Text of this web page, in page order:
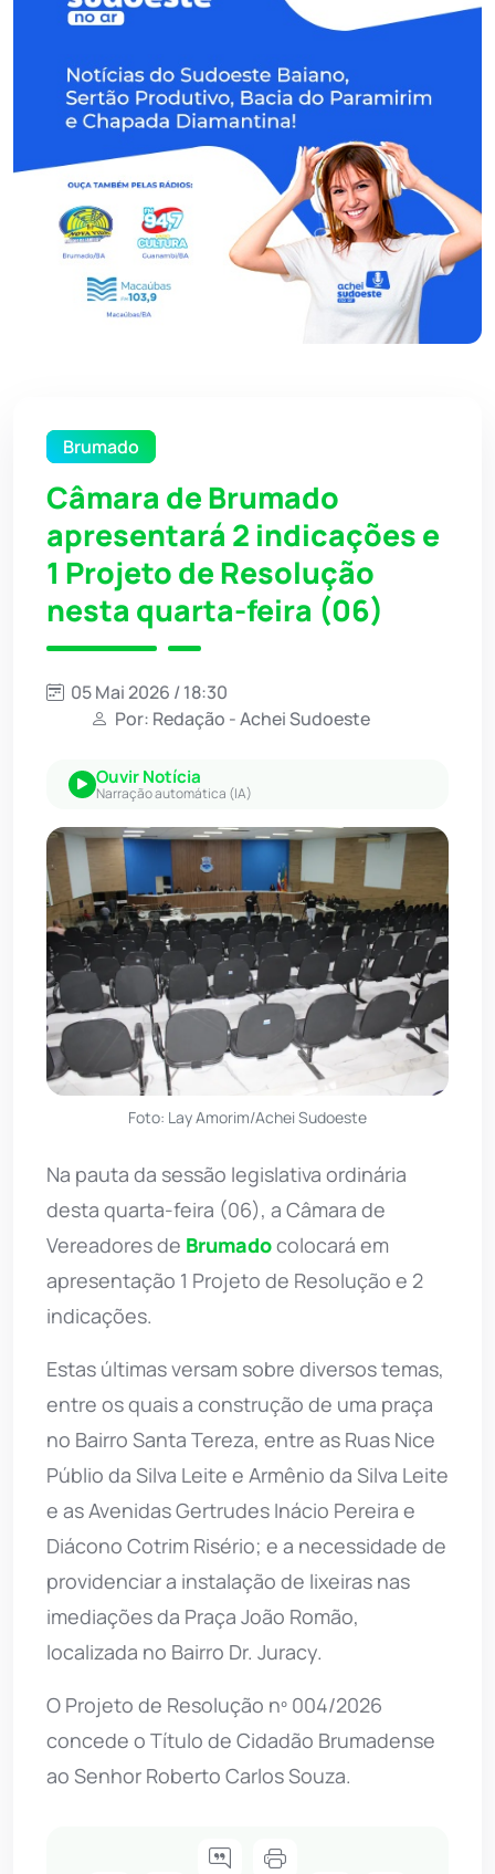
Brumado
Câmara de Brumado
apresentará 2 indicações e
1 Projeto de Resolução
nesta quarta-feira (06)
05 Mai 2026 / 18:30
Por: Redação - Achei Sudoeste
Ouvir Notícia
Narração automática (IA)
Foto: Lay Amorim/Achei Sudoeste
Na pauta da sessão legislativa ordinária
desta quarta-feira (06), a Câmara de
Vereadores de Brumadocolocará em
apresentação 1 Projeto de Resolução e 2
indicações.
Estas últimas versam sobre diversos temas,
entre os quais a construção de uma praça
no Bairro Santa Tereza, entre as Ruas Nice
Públio da Silva Leite e Armênio da Silva Leite
e as Avenidas Gertrudes Inácio Pereira e
Diácono Cotrim Risério; e a necessidade de
providenciar a instalação de lixeiras nas
imediações da Praça João Romão,
localizada no Bairro Dr. Juracy.
O Projeto de Resolução nº 004/2026
concede o Título de Cidadão Brumadense
ao Senhor Roberto Carlos Souza.